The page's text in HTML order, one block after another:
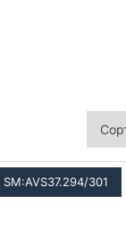
SM:AVS37.294/301